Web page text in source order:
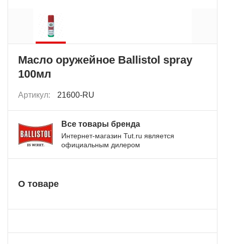
Масло оружейное Ballistol spray
100мл
Артикул: 21600-RU
Все товары бренда
Интернет-магазин Tut.ru является
официальным дилером
О товаре